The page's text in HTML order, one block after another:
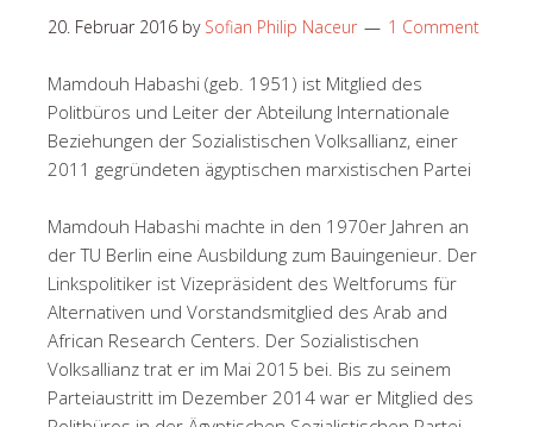
20. Februar 2016 by Sofian Philip Naceur 1 Comment
Mamdouh Habashi (geb. 1951) ist Mitglied des
Politbüros und Leiter der Abteilung Internationale
Beziehungen der Sozialistischen Volksallianz, einer
2011 gegründeten ägyptischen marxistischen Partei
Mamdouh Habashi machte in den 1970er Jahren an
der TU Berlin eine Ausbildung zum Bauingenieur. Der
Links­politiker ist Vizepräsident des Weltforums für
Alternativen und Vorstandsmitglied des Arab and
African Research Centers. Der Sozialistischen
Volksallianz trat er im Mai 2015 bei. Bis zu seinem
Parteiaustritt im Dezember 2014 war er Mitglied des